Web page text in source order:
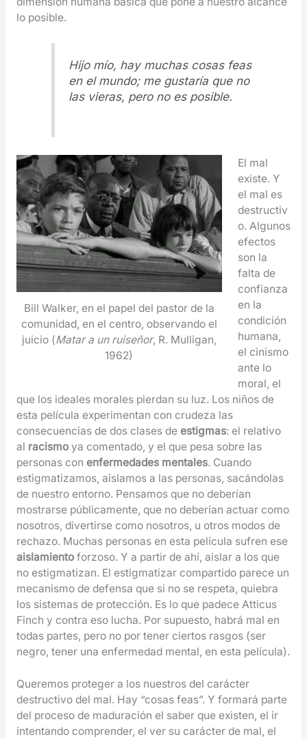
lo posible.
Hijo mío, hay muchas cosas feas
en el mundo; me gustaría que no
las vieras, pero no es posible.
Bill Walker, en el papel del pastor de la
comunidad, en el centro, observando el
juicio (Matar a un ruiseñor, R. Mulligan,
1962)
El mal
existe. Y
el mal es
destructiv
o. Algunos
efectos
son la
falta de
confianza
en la
condición
humana,
el cinismo
ante lo
moral, el
que los ideales morales pierdan su luz. Los niños de
esta película experimentan con crudeza las
consecuencias de dos clases de estigmas: el relativo
al racismo ya comentado, y el que pesa sobre las
personas con enfermedades mentales. Cuando
estigmatizamos, aislamos a las personas, sacándolas
de nuestro entorno. Pensamos que no deberían
mostrarse públicamente, que no deberían actuar como
nosotros, divertirse como nosotros, u otros modos de
rechazo. Muchas personas en esta película sufren ese
aislamiento forzoso. Y a partir de ahí, aislar a los que
no estigmatizan. El estigmatizar compartido parece un
mecanismo de defensa que si no se respeta, quiebra
los sistemas de protección. Es lo que padece Atticus
Finch y contra eso lucha. Por supuesto, habrá mal en
todas partes, pero no por tener ciertos rasgos (ser
negro, tener una enfermedad mental, en esta película).
Queremos proteger a los nuestros del carácter
destructivo del mal. Hay “cosas feas”. Y formará parte
del proceso de maduración el saber que existen, el ir
intentando comprender, el ver su carácter de mal, el